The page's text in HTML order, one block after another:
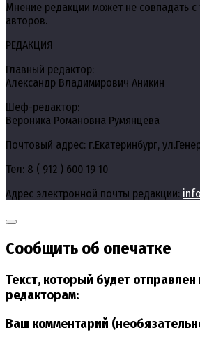
Мнение редакции может не совпадать с
авторов.
РЕДАКЦИЯ
Главный редактор:
Александр Владимирович Аникин
Шеф-редактор:
Вероника Романовна Румянцева
Почтовый адрес: г.Екатеринбург,
Тел: 8 ( 912 ) 600 19 10
Адрес электронной почты редакции:
Сообщить об опечатке
Текст, который будет
редакторам:
Ваш комментарий